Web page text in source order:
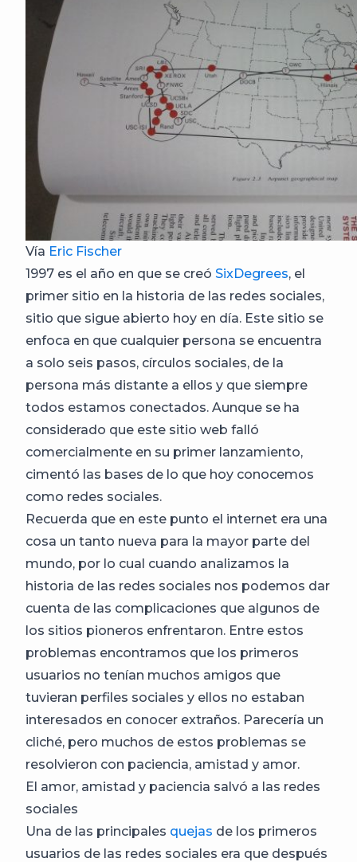
Vía Eric Fischer
1997 es el año en que se creó SixDegrees, el
primer sitio en la historia de las redes sociales,
sitio que sigue abierto hoy en día. Este sitio se
enfoca en que cualquier persona se encuentra
a solo seis pasos, círculos sociales, de la
persona más distante a ellos y que siempre
todos estamos conectados. Aunque se ha
considerado que este sitio web falló
comercialmente en su primer lanzamiento,
cimentó las bases de lo que hoy conocemos
como redes sociales.
Recuerda que en este punto el internet era una
cosa un tanto nueva para la mayor parte del
mundo, por lo cual cuando analizamos la
historia de las redes sociales nos podemos dar
cuenta de las complicaciones que algunos de
los sitios pioneros enfrentaron. Entre estos
problemas encontramos que los primeros
usuarios no tenían muchos amigos que
tuvieran perfiles sociales y ellos no estaban
interesados en conocer extraños. Parecería un
cliché, pero muchos de estos problemas se
resolvieron con paciencia, amistad y amor.
El amor, amistad y paciencia salvó a las redes
sociales
Una de las principales quejas de los primeros
usuarios de las redes sociales era que después